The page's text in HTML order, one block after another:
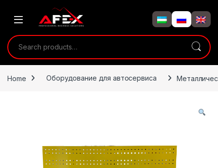
Search for:
Home Оборудование для автосервиса